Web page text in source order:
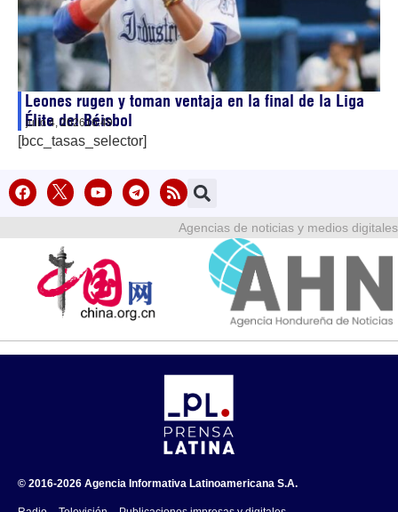
Leones rugen y toman ventaja en la final de la Liga
Élite del Béisbol
julio 4, 202616:49
[bcc_tasas_selector]
Agencias de noticias y medios digitales
© 2016-2026 Agencia Informativa Latinoamericana S.A.